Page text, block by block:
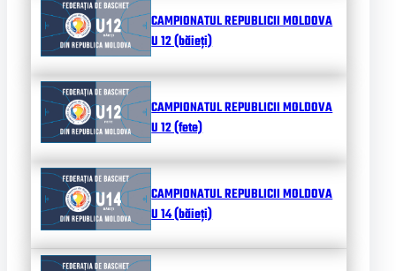
CAMPIONATUL REPUBLICII MOLDOVA
U 12 (băieți)
CAMPIONATUL REPUBLICII MOLDOVA
U 12 (fete)
CAMPIONATUL REPUBLICII MOLDOVA
U 14 (băieți)